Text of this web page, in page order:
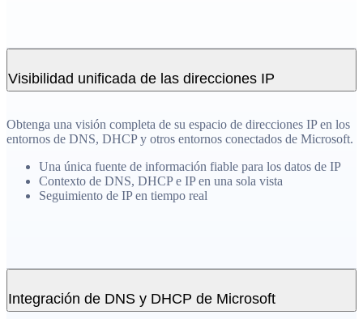
Visibilidad unificada de las direcciones IP
Obtenga una visión completa de su espacio de direcciones IP en los
entornos de DNS, DHCP y otros entornos conectados de Microsoft.
Una única fuente de información fiable para los datos de IP
Contexto de DNS, DHCP e IP en una sola vista
Seguimiento de IP en tiempo real
Integración de DNS y DHCP de Microsoft